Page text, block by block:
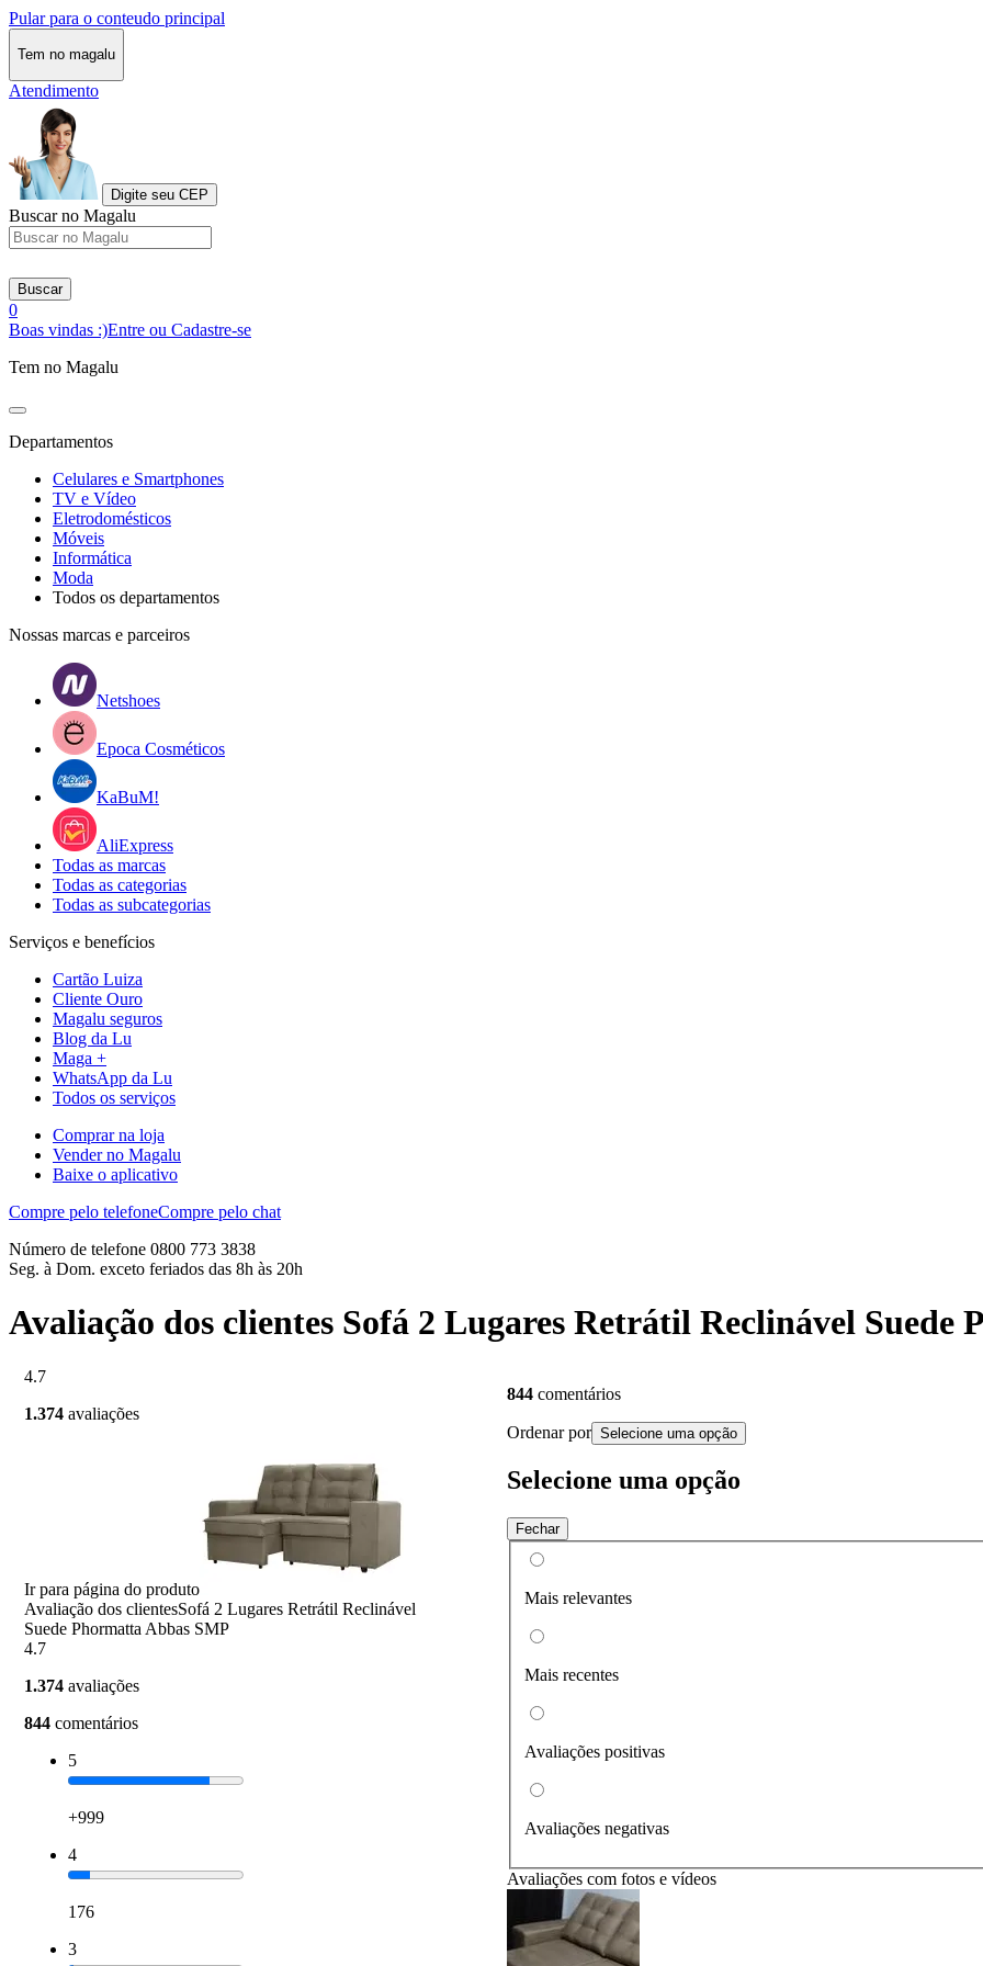
Pular para o conteudo principal
Tem no magalu
Atendimento
Digite seu CEP
Buscar no Magalu
Buscar
0
Boas vindas :)Entre ou Cadastre-se
Tem no Magalu
Departamentos
Celulares e Smartphones
TV e Vídeo
Eletrodomésticos
Móveis
Informática
Moda
Todos os departamentos
Nossas marcas e parceiros
Netshoes
Epoca Cosméticos
KaBuM!
AliExpress
Todas as marcas
Todas as categorias
Todas as subcategorias
Serviços e benefícios
Cartão Luiza
Cliente Ouro
Magalu seguros
Blog da Lu
Maga +
WhatsApp da Lu
Todos os serviços
Comprar na loja
Vender no Magalu
Baixe o aplicativo
Compre pelo telefoneCompre pelo chat
Número de telefone 0800 773 3838
Seg. à Dom. exceto feriados das 8h às 20h
Avaliação dos clientes Sofá 2 Lugares Retrátil Reclinável Suede
4.7
1.374 avaliações
Ir para página do produto
Avaliação dos clientesSofá 2 Lugares Retrátil Reclinável
Suede Phormatta Abbas SMP
4.7
1.374 avaliações
844 comentários
5
+999
4
176
3
844 comentários
Ordenar por Selecione uma opção
Selecione uma opção
Fechar
Mais relevantes
Mais recentes
Avaliações positivas
Avaliações negativas
Avaliações com fotos e vídeos